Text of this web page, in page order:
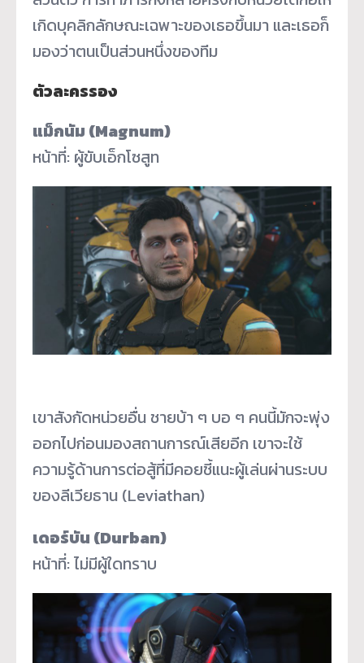
เกิดบุคลิกลักษณะเฉพาะของเธอขึ้นมา และเธอก็
มองว่าตนเป็นส่วนหนึ่งของทีม
ตัวละครรอง
แม็กนัม (Magnum)
หน้าที่: ผู้ขับเอ็กโซสูท
เขาสังกัดหน่วยอื่น ชายบ้า ๆ บอ ๆ คนนี้มักจะพุ่ง
ออกไปก่อนมองสถานการณ์เสียอีก เขาจะใช้
ความรู้ด้านการต่อสู้ที่มีคอยชี้แนะผู้เล่นผ่านระบบ
ของลีเวียธาน (Leviathan)
เดอร์บัน (Durban)
หน้าที่: ไม่มีผู้ใดทราบ